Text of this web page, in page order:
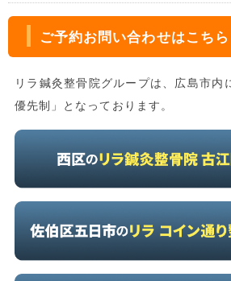
ご予約お問い合わせはこちら
リラ鍼灸整骨院グループは、広島市内
優先制」となっております。